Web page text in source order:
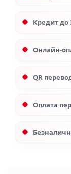
Кредит до
Онлайн-
QR
Оплата